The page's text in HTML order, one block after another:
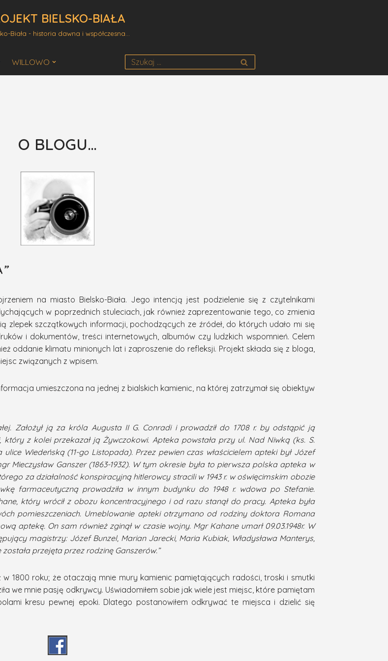
BIELSKO-BIAŁA
Biała - historia dawna i współczesna...
WILLOWO
O BLOGU…
”
na miasto Bielsko-Biała. Jego intencją jest podzielenie się z czytelnikami
w poprzednich stuleciach, jak również zaprezentowanie tego, co zmienia
zlepek szczątkowych informacji, pochodzących ze źródeł, do których udało mi się
i dokumentów, treści internetowych, albumów czy ludzkich wspomnień. Celem
oddanie klimatu minionych lat i zaproszenie do refleksji. Projekt składa się z bloga,
związanych z wpisem.
umieszczona na jednej z bialskich kamienic, na której zatrzymał się obiektyw
Założył ją za króla Augusta II G. Conradi i prowadził do 1708 r. by odstąpić ją
który z kolei przekazał ją Żywczokowi. Apteka powstała przy ul. Nad Niwką (ks. S.
Wiedeńską (11-go Listopada). Przez pewien czas właścicielem apteki był Józef
Mieczysław Ganszer (1863-1932). W tym okresie była to pierwsza polska apteka w
za działalność konspiracyjną hitlerowcy stracili w 1943 r. w oświęcimskim obozie
farmaceutyczną prowadziła w innym budynku do 1948 r. wdowa po Stefanie.
który wrócił z obozu koncentracyjnego i od razu stanął do pracy. Apteka była
pomieszczeniach. Umeblowanie apteki otrzymano od rodziny doktora Romana
aptekę. On sam również zginął w czasie wojny. Mgr Kahane umarł 09.03.1948r. W
magistrzy: Józef Bunzel, Marian Jarecki, Maria Kubiak, Władysława Manterys,
została przejęta przez rodzinę Ganszerów.”
1800 roku; że otaczają mnie mury kamienic pamiętających radości, troski i smutki
we mnie pasję odkrywcy. Uświadomiłem sobie jak wiele jest miejsc, które pamiętam
kresu pewnej epoki. Dlatego postanowiłem odkrywać te miejsca i dzielić się